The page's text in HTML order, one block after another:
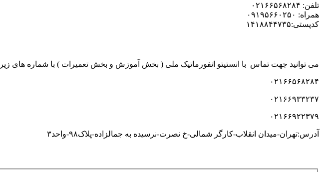
تلفن: ۰۲۱۶۶۵۶۸۲۸۴
همراه: ۰۹۱۹۵۶۶۰۲۵۰
کدپستی:۱۴۱۸۸۴۴۷۳۵
می توانید جهت تماس با انستیتو انفورماتیک ملی ( بخش آموزش و بخش تعمیرات ) با شماره های زیر
۰۲۱۶۶۵۶۸۲۸۴
۰۲۱۶۶۹۳۳۲۳۷
۰۲۱۶۶۹۲۲۳۷۹
آدرس:تهران-میدان انقلاب-کارگر شمالی-خ نصرت-نرسیده به جمالزاده-پلاک۹۸-واحد۳